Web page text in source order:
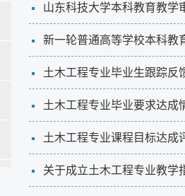
山东科技大学本科教育教学
新一轮普通高等学校本科教
土木工程专业毕业生跟踪反
土木工程专业毕业要求达成
土木工程专业课程目标达成
关于成立土木工程专业教学